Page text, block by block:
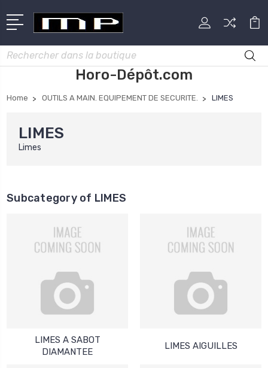
Rechercher
Horo-Dépôt.com
Home OUTILS A MAIN. EQUIPEMENT DE SECURITE. LIMES
LIMES
Limes
Subcategory of LIMES
LIMES A SABOT
DIAMANTEE
LIMES AIGUILLES